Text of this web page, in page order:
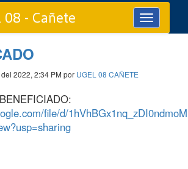
Toggle
navigation
08 - Cañete
2022, 2:34 PM por UGEL 08 CAÑETE
file/d/